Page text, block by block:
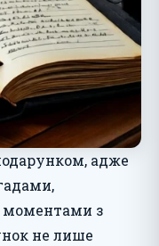
адже
моментами з
не лише